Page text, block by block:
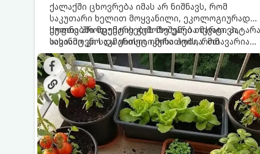
ქალაქში ცხოვრება იმას არ ნიშნავს, რომ
საკუთარი ხელით მოყვანილი, ეკოლოგიურად
სუფთა პროდუქტის გემოზე უარი თქვათ. პატარა
აივანიც კი საკმარისია იმისათვის, რომ
მოიწყოთ მინი-ბოსტანი, საიდანაც
ყოველდღიურად ახალ, არომატულ მწვანილსა
და ბოსტნეულს მოკრეფთ.
ქოთნებში მცენარეების მოშენება მარტივი,
სასიამოვნო და ესთეტიკური ჰობია. მთავარია
იცოდეთ, რომელი კულტურები ეგუებიან
ქოთნის პირობებს ყველაზე კარგად და როგორ
მოუაროთ მათ სწორად.